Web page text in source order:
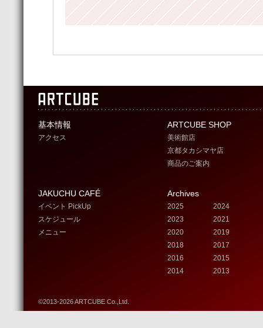
基本情報
アクセス
ARTCUBE SHOP
美術館店
京都タカシマヤ店
商品のご案内
JAKUCHU CAFÉ
イベント PickUp
スケジュール
メニュー
Archives
2025
2024
2023
2021
2020
2019
2018
2017
2016
2015
2014
2013
©2013-2026 ARTCUBE Co.,Ltd.